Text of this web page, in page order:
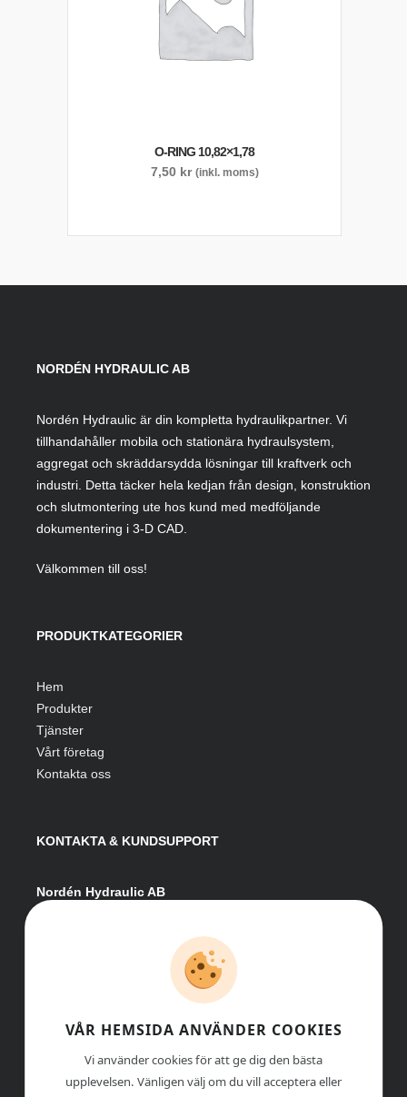
O-RING 10,82×1,78
7,50 kr (inkl. moms)
NORDÉN HYDRAULIC AB
Nordén Hydraulic är din kompletta hydraulikpartner. Vi
tillhandahåller mobila och stationära hydraulsystem,
aggregat och skräddarsydda lösningar till kraftverk och
industri. Detta täcker hela kedjan från design, konstruktion
och slutmontering ute hos kund med medföljande
dokumentering i 3-D CAD.
Välkommen till oss!
PRODUKTKATEGORIER
Hem
Produkter
Tjänster
Vårt företag
Kontakta oss
KONTAKTA & KUNDSUPPORT
Nordén Hydraulic AB
info@nordenhydraulic.se
Org-nr: 556531-8424
VÅR HEMSIDA ANVÄNDER COOKIES
Vi använder cookies för att ge dig den bästa
upplevelsen. Vänligen välj om du vill acceptera eller